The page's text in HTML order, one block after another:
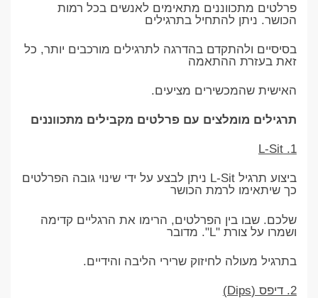
פרלטים מתכווננים מתאימים לאנשים בכל רמות
הכושר. ניתן להתחיל בתרגילים
בסיסיים ולהתקדם בהדרגה לתרגילים מורכבים יותר, כל
זאת בעזרת ההתאמה
האישית שהמכשירים מציעים.
תרגילים מומלצים עם פרלטים מקבילים מתכווננים
1. L-Sit
ביצוע תרגיל L-Sit ניתן לבצע על ידי שינוי גובה הפרלטים
כך שיתאימו לרמת הכושר
שלכם. שבו בין הפרלטים, הרימו את הרגליים קדימה
ושמרו על צורת "L". מדובר
בתרגיל מעולה לחיזוק שרירי הליבה והידיים.
2. דיפס (Dips)